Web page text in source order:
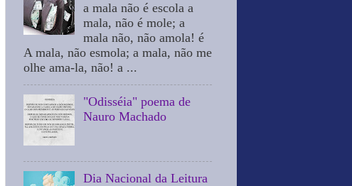
a mala não é escola a
mala, não é mole; a
mala não, não amola! é
A mala, não esmola; a mala, não me
olhe ama-la, não! a ...
"Odisséia" poema de
Nauro Machado
Dia Nacional da Leitura